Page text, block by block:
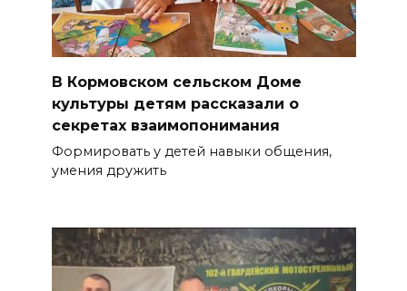
В Кормовском сельском Доме
культуры детям рассказали о
секретах взаимопонимания
Формировать у детей навыки общения,
умения дружить